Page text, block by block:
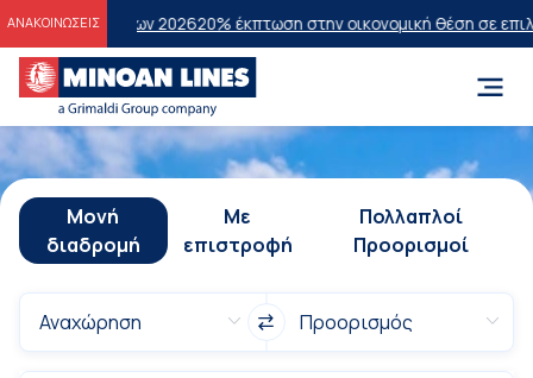
ΑΝΑΚΟΙΝΩΣΕΙΣ
202620% έκπτωση στην οικονομική θέση σε επιλεγμένα
Μονή
διαδρομή
Με
επιστροφή
Πολλαπλοί
Προορισμοί